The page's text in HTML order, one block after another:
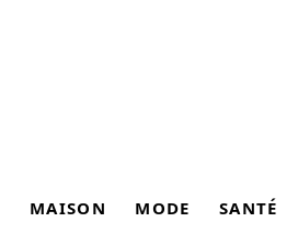
MAISON MODE SANTÉ